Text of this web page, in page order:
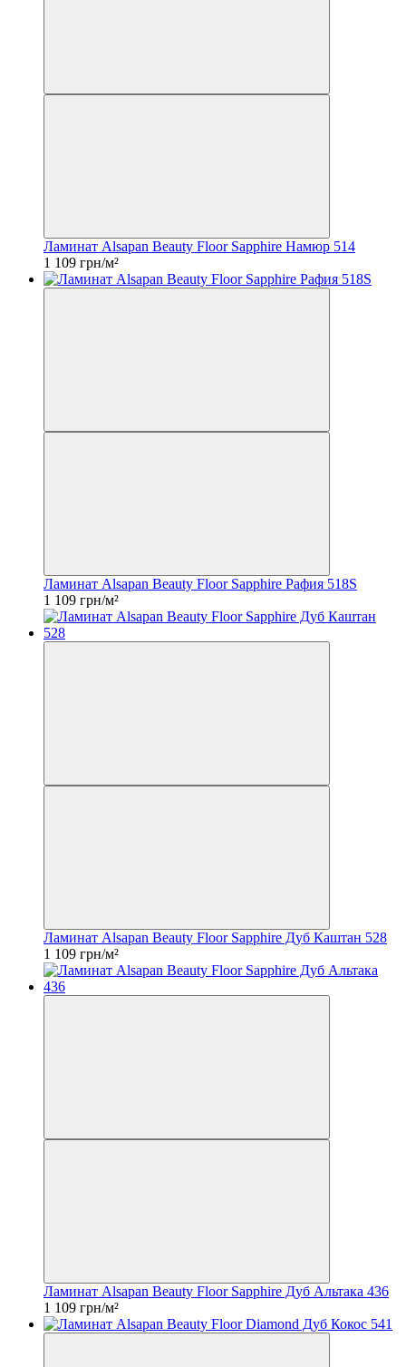
Ламинат Alsapan Beauty Floor Sapphire Намюр 514
1 109 грн/м²
Ламинат Alsapan Beauty Floor Sapphire Рафия 518S
1 109 грн/м²
Ламинат Alsapan Beauty Floor Sapphire Дуб Каштан 528
1 109 грн/м²
Ламинат Alsapan Beauty Floor Sapphire Дуб Альтака 436
1 109 грн/м²